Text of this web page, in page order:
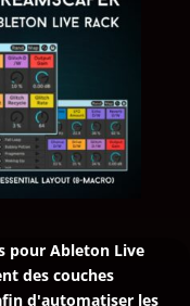
pour Ableton Live
des couches
d'automatiser les